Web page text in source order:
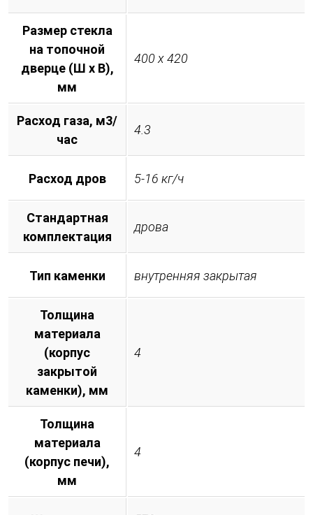
Размер стекла
на топочной
дверце (Ш х В),
мм
400 х 420
Расход газа, м3/
час
4.3
Расход дров 5-16 кг/ч
Стандартная
комплектация
дрова
Тип каменки внутренняя закрытая
Толщина
материала
(корпус
закрытой
каменки), мм
4
Толщина
материала
(корпус печи),
мм
4